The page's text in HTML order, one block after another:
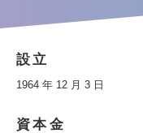
設立
1964 年 12 月 3 日
資本金